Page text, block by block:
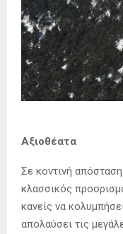
Αξιοθέατα
Σε κοντινή
κλασσικός
κανείς να
απολαύσει τις